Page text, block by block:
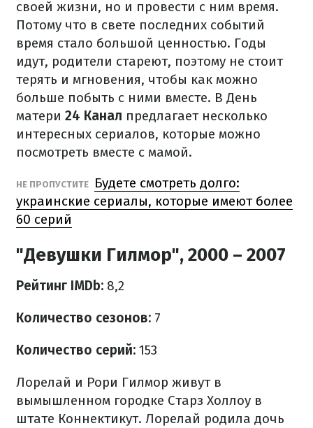
своей жизни, но и провести с ним время.
Потому что в свете последних событий
время стало большой ценностью. Годы
идут, родители стареют, поэтому не стоит
терять и мгновения, чтобы как можно
больше побыть с ними вместе. В День
матери 24 Канал предлагает несколько
интересных сериалов, которые можно
посмотреть вместе с мамой.
НЕ ПРОПУСТИТЕ
Будете смотреть долго:
украинские сериалы, которые имеют более
60 серий
"Девушки Гилмор", 2000 – 2007
Рейтинг IMDb: 8,2
Количество сезонов: 7
Количество серий: 153
Лорелай и Рори Гилмор живут в
вымышленном городке Старз Холлоу в
штате Коннектикут. Лорелай родила дочь